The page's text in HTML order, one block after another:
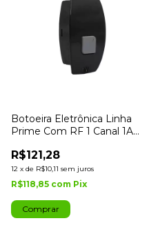
Botoeira Eletrônica Linha
Prime Com RF 1 Canal 1A
R$121,28
12 x de R$10,11 sem juros
R$118,85 com Pix